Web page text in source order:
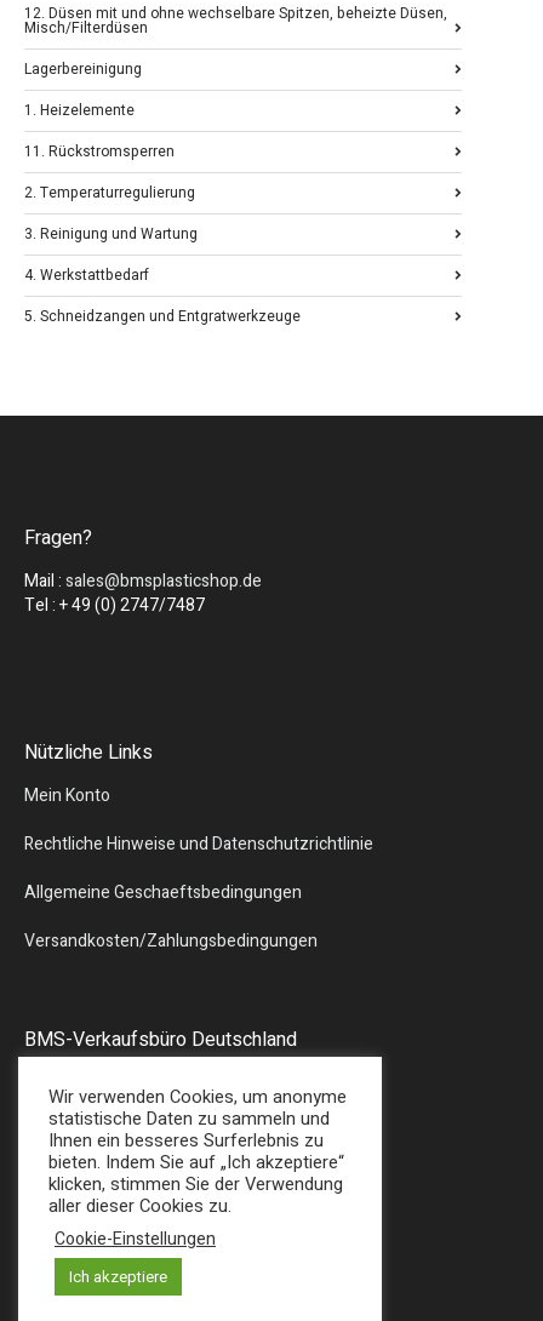
12. Düsen mit und ohne wechselbare Spitzen, beheizte Düsen,
Misch/Filterdüsen
Lagerbereinigung
1. Heizelemente
11. Rückstromsperren
2. Temperaturregulierung
3. Reinigung und Wartung
4. Werkstattbedarf
5. Schneidzangen und Entgratwerkzeuge
Fragen?
Mail :sales@bmsplasticshop.de
Tel : + 49 (0) 2747/7487
Nützliche Links
Mein Konto
Rechtliche Hinweise und Datenschutzrichtlinie
Allgemeine Geschaeftsbedingungen
Versandkosten/Zahlungsbedingungen
BMS-Verkaufsbüro Deutschland
57580 – GEBHARDSHAIN
Tel : + 49 (0) 2747/7487
E-Mail: sales@bmsplasticshop.de
Wir verwenden Cookies, um anonyme
statistische Daten zu sammeln und
Ihnen ein besseres Surferlebnis zu
bieten. Indem Sie auf „Ich akzeptiere“
klicken, stimmen Sie der Verwendung
aller dieser Cookies zu.
Cookie-Einstellungen
Ich akzeptiere